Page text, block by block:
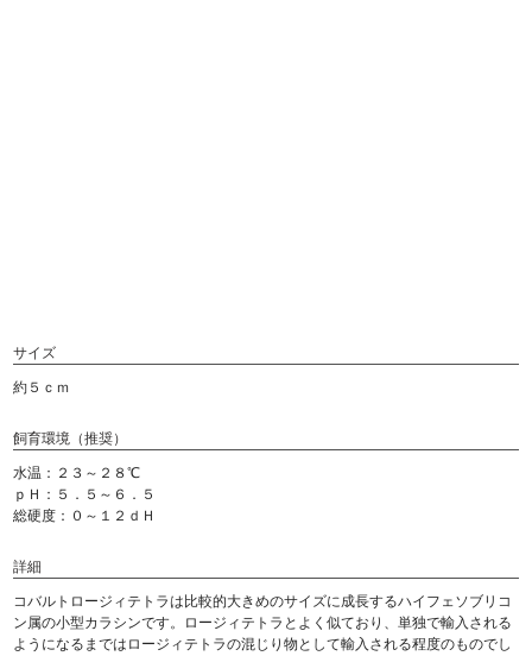
サイズ
約５ｃｍ
飼育環境（推奨）
水温：２３～２８℃
ｐＨ：５．５～６．５
総硬度：０～１２ｄＨ
詳細
コバルトロージィテトラは比較的大きめのサイズに成長するハイフェソブリコ
ン属の小型カラシンです。ロージィテトラとよく似ており、単独で輸入される
ようになるまではロージィテトラの混じり物として輸入される程度のものでし